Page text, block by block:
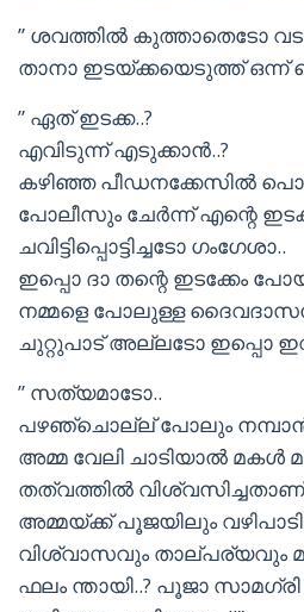
” ശവത്തിൽ കുത്താതെടോ
താനാ ഇടയ്ക്കയെടുത്ത് ഒന്ന്
” ഏത് ഇടക്ക..?
എവിടുന്ന് എടുക്കാൻ..?
കഴിഞ്ഞ പീഡനക്കേസിൽ
പോലീസും ചേർന്ന് എന്റെ
ചവിട്ടിപ്പൊട്ടിച്ചടോ ഗംഗേശാ..
ഇപ്പൊ ദാ തന്റെ ഇടക്കേം
നമ്മളെ പോലുള്ള
ചുറ്റുപാട് അല്ലടോ ഇപ്പൊ
” സത്യമാടോ..
പഴഞ്ചൊല്ല് പോലും നമ്പാൻ
അമ്മ വേലി ചാടിയാൽ മകൾ
തത്വത്തിൽ വിശ്വസിച്ചതാണ്
അമ്മയ്ക്ക് പൂജയിലും
വിശ്വാസവും താല്പര്യവും
ഫലം ന്തായി..? പൂജാ